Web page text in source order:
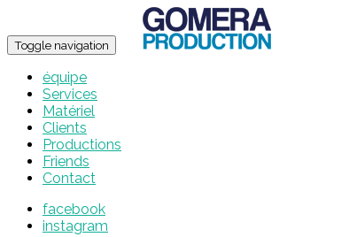
Toggle navigation
équipe
Services
Matériel
Clients
Productions
Friends
Contact
facebook
instagram